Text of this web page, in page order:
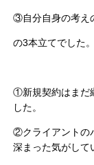
③自分自身の考え
の3本立てでした。
①新規契約はまだ
した。
②クライアントの
深まった気がして